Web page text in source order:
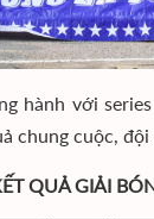
hành với
chung cuộc,
QUẢ GIẢI